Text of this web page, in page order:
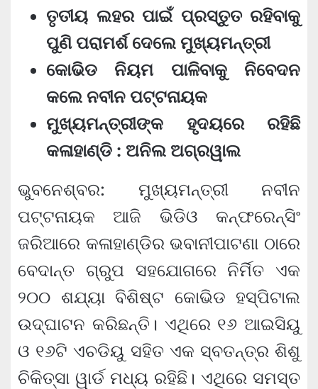
ତୃତୀୟ ଲହର ପାଇଁ ପ୍ରସ୍ତୁତ ରହିବାକୁ
ପୁଣି ପରାମର୍ଶ ଦେଲେ ମୁଖ୍ୟମନ୍ତ୍ରୀ
କୋଭିଡ ନିୟମ ପାଳିବାକୁ ନିବେଦନ
କଲେ ନବୀନ ପଟ୍ଟନାୟକ
ମୁଖ୍ୟମନ୍ତ୍ରୀଙ୍କ ହୃଦୟରେ ରହିଛି
କଳାହାଣ୍ଡି : ଅନିଲ ଅଗ୍ରୱାଲ
ଭୁବନେଶ୍ବର: ମୁଖ୍ୟମନ୍ତ୍ରୀ ନବୀନ
ପଟ୍ଟନାୟକ ଆଜି ଭିଡିଓ କନ୍‌ଫରେନ୍‌ସିଂ
ଜରିଆରେ କଳାହାଣ୍ଡିର ଭବାନୀପାଟଣା ଠାରେ
ବେଦାନ୍ତ ଗ୍ରୁପ ସହଯୋଗରେ ନିର୍ମିତ ଏକ
୨୦୦ ଶଯ୍ୟା ବିଶିଷ୍ଟ କୋଭିଡ ହସ୍‌ପିଟାଲ
ଉଦ୍‌ଘାଟନ କରିଛନ୍ତି। ଏଥିରେ ୧୬ ଆଇସିୟୁ
ଓ ୧୬ଟି ଏଚଡିୟୁ ସହିତ ଏକ ସ୍ବତନ୍ତ୍ର ଶିଶୁ
ଚିକିତ୍ସା ୱାର୍ଡ ମଧ୍ୟ ରହିଛି। ଏଥିରେ ସମସ୍ତ